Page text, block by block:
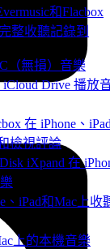
和Flacbox
整收聽記錄到
（無損）音樂
Drive 播放
在 iPhone、
檢視評論
iXpand 在
、iPad和Mac上收
上的本機音樂